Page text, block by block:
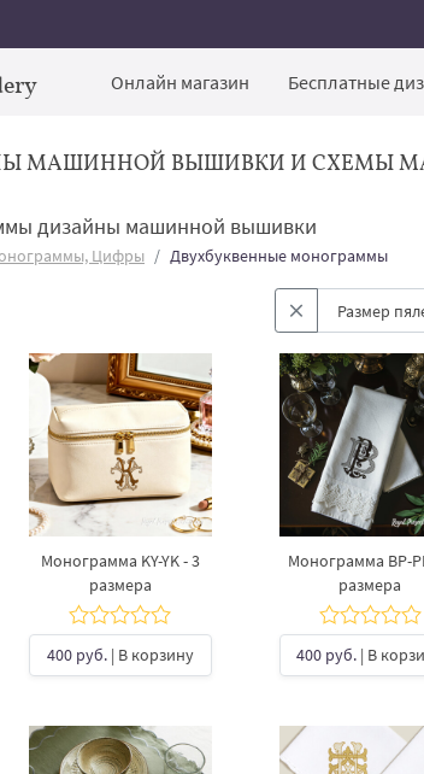
Онлайн магазин Бесплатные
МАШИННОЙ ВЫШИВКИ И СХЕМЫ
дизайны машинной вышивки
Цифры Двухбуквенные монограммы
Монограмма KY-YK - 3
размера
400 руб.| В корзину
Монограмма BP-
размера
400 руб. | В